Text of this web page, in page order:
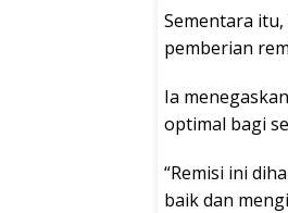
Sementara
pemberian
Ia
optimal bagi
“Remisi ini
baik dan